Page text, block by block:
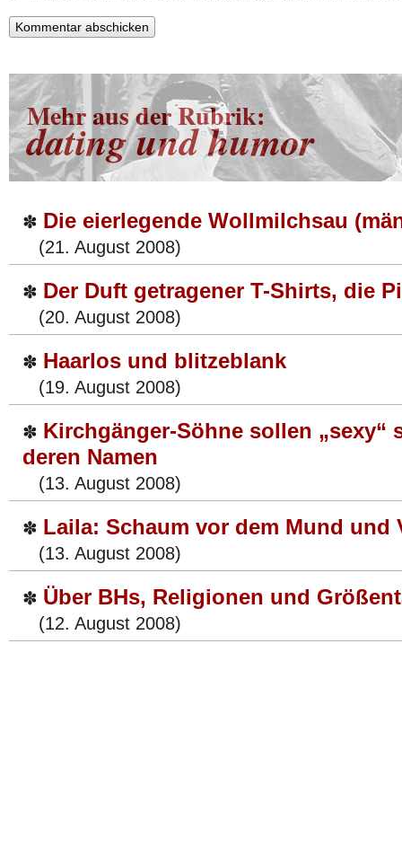
Mehr aus der Rubrik:
dating und humor
✽ Die eierlegende Wollmilchsau
(21. August 2008)
✽ Der Duft getragener T-Shirts, die
(20. August 2008)
✽ Haarlos und blitzeblank
(19. August 2008)
✽ Kirchgänger-Söhne sollen „sexy“
deren Namen
(13. August 2008)
✽ Laila: Schaum vor dem Mund und
(13. August 2008)
✽ Über BHs, Religionen und
(12. August 2008)